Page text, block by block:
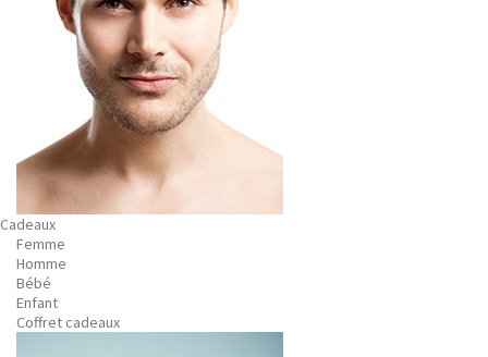
Cadeaux
Femme
Homme
Bébé
Enfant
Coffret cadeaux